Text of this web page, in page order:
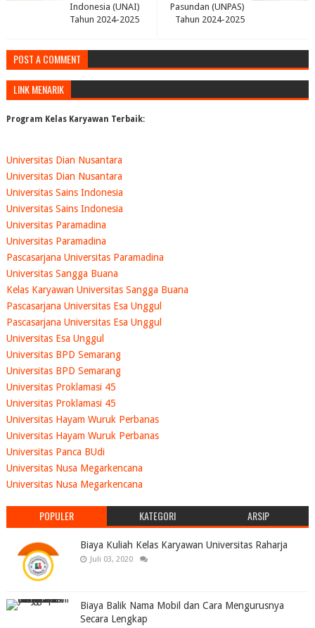
Pasundan (UNPAS)
Tahun 2024-2025
Indonesia (UNAI)
Tahun 2024-2025
POST A COMMENT
LINK MENARIK
Program Kelas Karyawan Terbaik:
Universitas Dian Nusantara
Universitas Dian Nusantara
Universitas Sains Indonesia
Universitas Sains Indonesia
Universitas Paramadina
Universitas Paramadina
Pascasarjana Universitas Paramadina
Universitas Sangga Buana
Kelas Karyawan Universitas Sangga Buana
Pascasarjana Universitas Esa Unggul
Pascasarjana Universitas Esa Unggul
Universitas Esa Unggul
Universitas BPD Semarang
Universitas BPD Semarang
Universitas Proklamasi 45
Universitas Proklamasi 45
Universitas Hayam Wuruk Perbanas
Universitas Hayam Wuruk Perbanas
Universitas Panca BUdi
Universitas Nusa Megarkencana
Universitas Nusa Megarkencana
POPULER KATEGORI ARSIP
Biaya Kuliah Kelas Karyawan Universitas Raharja
Juli 03, 2020
Biaya Balik Nama Mobil dan Cara Mengurusnya
Secara Lengkap